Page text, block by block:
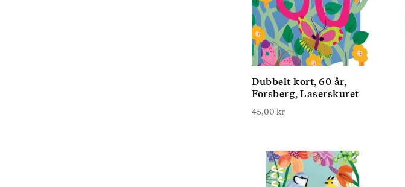
Dubbelt kort, 60 år,
Forsberg, Laserskuret
45,00 kr